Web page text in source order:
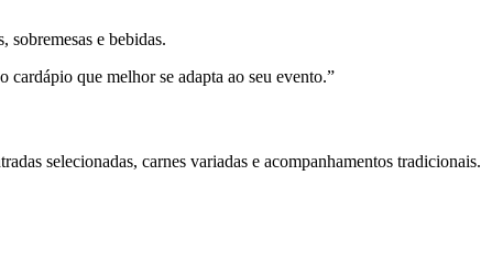
sobremesas e bebidas.
cardápio que melhor se adapta ao seu evento.”
selecionadas, carnes variadas e acompanhamentos tradicionais.